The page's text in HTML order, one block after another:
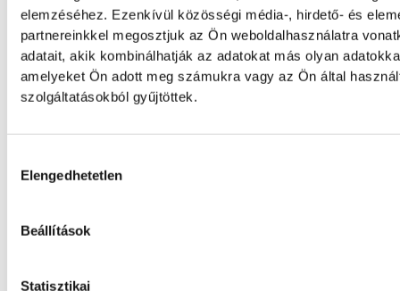
elemzéséhez. Ezenkívül közösségi média-, hirdető- és
partnereinkkel megosztjuk az Ön weboldalhasználatra
adatait, akik kombinálhatják az adatokat más olyan
amelyeket Ön adott meg számukra vagy az Ön által
szolgáltatásokból gyűjtöttek.
Elengedhetetlen
Beállítások
Statisztikai
Sorra kerülnek elő
leletek az alacsony Dunából
A folyó rekordalacsony vízállása miatt egy
motorkerékpárbukkant elő a Batthyány
rakpart sziklái alól, máshol pedig egy közel
Késéltánc a Dunán: Mi